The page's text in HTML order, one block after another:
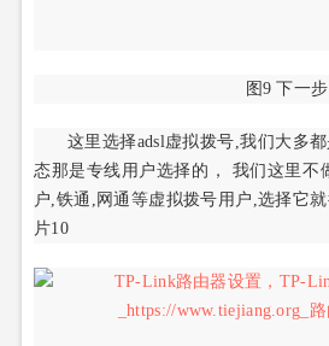
图9 下一步
这里选择adsl虚拟拨号,我们大多
态那是专线用户选择的， 我们这里不
户,铁通,网通等虚拟拨号用户,选择它
片10